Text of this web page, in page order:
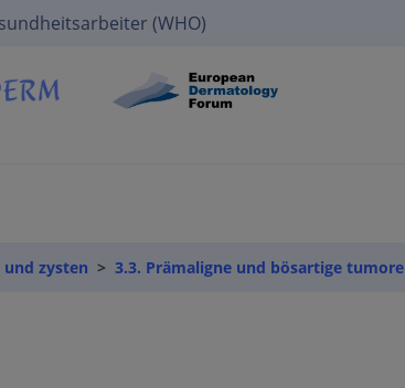
(WHO)
zysten 3.3. Prämaligne und bösartige tumore